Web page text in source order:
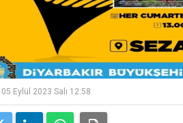
05 Eylül 2023 Salı 12:58